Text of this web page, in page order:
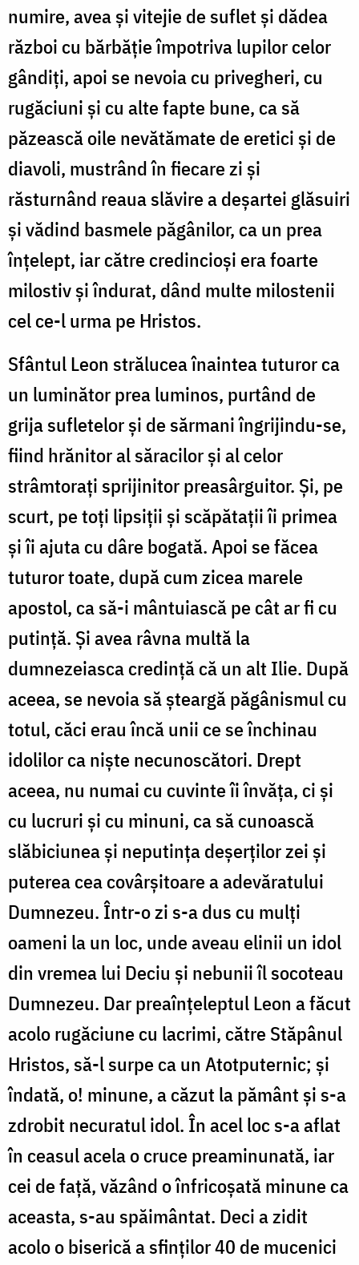
numire, avea și vitejie de suflet și dădea
război cu bărbăție împotriva lupilor celor
gândiți, apoi se nevoia cu privegheri, cu
rugăciuni și cu alte fapte bune, ca să
păzească oile nevătămate de eretici și de
diavoli, mustrând în fiecare zi și
răsturnând reaua slăvire a deșartei glăsuiri
și vădind basmele păgânilor, ca un prea
înțelept, iar către credincioși era foarte
milostiv și îndurat, dând multe milostenii
cel ce-l urma pe Hristos.
Sfântul Leon strălucea înaintea tuturor ca
un luminător prea luminos, purtând de
grija sufletelor și de sărmani îngrijindu-se,
fiind hrănitor al săracilor și al celor
strâmtorați sprijinitor preasârguitor. Și, pe
scurt, pe toți lipsiții și scăpătații îi primea
și îi ajuta cu dâre bogată. Apoi se făcea
tuturor toate, după cum zicea marele
apostol, ca să-i mântuiască pe cât ar fi cu
putință. Și avea râvna multă la
dumnezeiasca credință că un alt Ilie. După
aceea, se nevoia să șteargă păgânismul cu
totul, căci erau încă unii ce se închinau
idolilor ca niște necunoscători. Drept
aceea, nu numai cu cuvinte îi învăța, ci și
cu lucruri și cu minuni, ca să cunoască
slăbiciunea și neputința deșerților zei și
puterea cea covârșitoare a adevăratului
Dumnezeu. Într-o zi s-a dus cu mulți
oameni la un loc, unde aveau elinii un idol
din vremea lui Deciu și nebunii îl socoteau
Dumnezeu. Dar preaînțeleptul Leon a făcut
acolo rugăciune cu lacrimi, către Stăpânul
Hristos, să-l surpe ca un Atotputernic; și
îndată, o! minune, a căzut la pământ și s-a
zdrobit necuratul idol. În acel loc s-a aflat
în ceasul acela o cruce preaminunată, iar
cei de față, văzând o înfricoșată minune ca
aceasta, s-au spăimântat. Deci a zidit
acolo o biserică a sfinților 40 de mucenici